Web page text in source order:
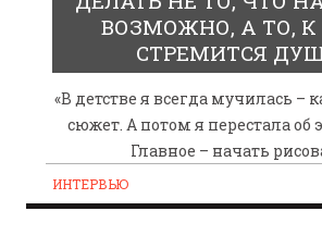
ВОЗМОЖНО, А ТО,
СТРЕМИТСЯ
«В детстве я всегда мучилась –
сюжет. А потом я перестала об
Главное – начать
ИНТЕРВЬЮ